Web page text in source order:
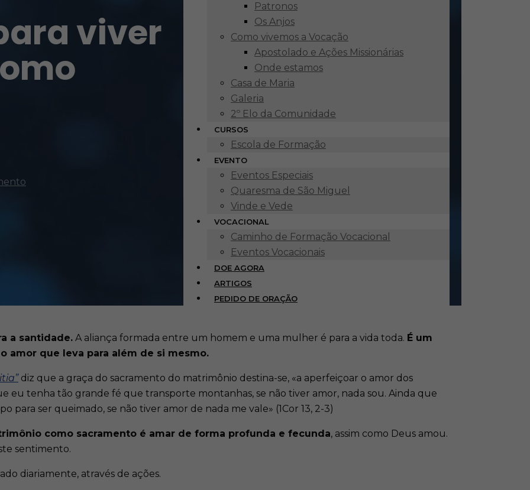
Patronos
Os Anjos
Como vivemos a Vocação
Apostolado e Ações Missionárias
Onde estamos
Casa de Maria
Galeria
2º Elo da Comunidade
CURSOS
Escola de Formação
EVENTO
Eventos Especiais
Quaresma de São Miguel
Vinde e Vede
VOCACIONAL
Caminho de Formação Vocacional
Eventos Vocacionais
DOE AGORA
ARTIGOS
PEDIDO DE ORAÇÃO
viver
a santidade. A aliança formada entre um homem e uma mulher é para a vida toda. É um
amor que leva para além de si mesmo.
diz que a graça do sacramento do matrimônio destina-se, «a aperfeiçoar o amor dos
eu tenha tão grande fé que transporte montanhas, se não tiver amor, nada sou. Ainda que
ser queimado, se não tiver amor de nada me vale» (1Cor 13, 2-3)
como sacramento é amar de forma profunda e fecunda, assim como Deus amou.
sentimento.
diariamente, através de ações.